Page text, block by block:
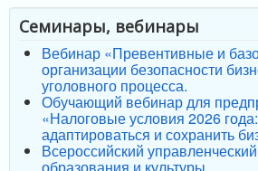
Семинары, вебинары
Вебинар «Превентивные и
организации безопасности
уголовного процесса.
Обучающий вебинар для
«Налоговые условия 2026
адаптироваться и сохранить
Всероссийский
образования и культуры